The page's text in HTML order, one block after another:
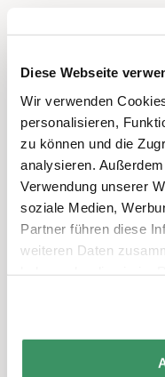
Diese Webseite
Wir verwenden
personalisieren,
zu können und die
analysieren.
Verwendung unserer
soziale Medien,
Partner führen diese
weiteren Daten
Aus dem Projekt